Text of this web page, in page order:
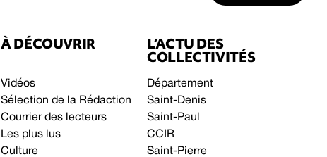
À DÉCOUVRIR
Vidéos
Sélection de la Rédaction
Courrier des lecteurs
Les plus lus
Culture
L’ACTU DES
COLLECTIVITÉS
Département
Saint-Denis
Saint-Paul
CCIR
Saint-Pierre